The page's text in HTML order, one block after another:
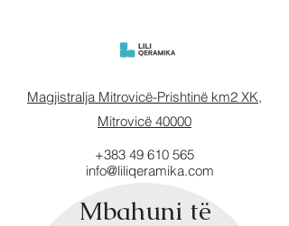
Magjistralja Mitrovicë-Prishtinë km2 XK,
Mitrovicë 40000
info@liliqeramika.com
+383 49 610 565
Mbahuni të